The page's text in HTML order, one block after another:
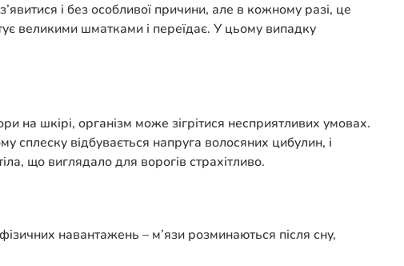
і без особливої причини, але в кожному разі, це
великими шматками і переїдає. У цьому випадку
на шкірі, організм може зігрітися несприятливих умовах.
сплеску відбувається напруга волосяних цибулин, і
що виглядало для ворогів страхітливо.
навантажень – м’язи розминаються після сну,